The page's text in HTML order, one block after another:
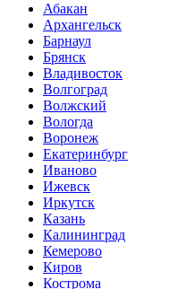
Абакан
Архангельск
Барнаул
Брянск
Владивосток
Волгоград
Волжский
Вологда
Воронеж
Екатеринбург
Иваново
Ижевск
Иркутск
Казань
Калининград
Кемерово
Киров
Кострома